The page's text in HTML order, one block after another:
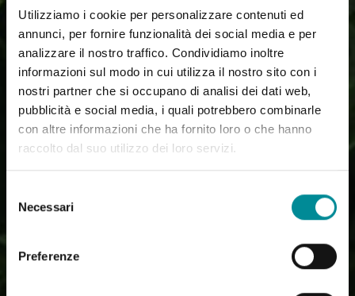
Utilizziamo i cookie per personalizzare contenuti ed
annunci, per fornire funzionalità dei social media e per
analizzare il nostro traffico. Condividiamo inoltre
informazioni sul modo in cui utilizza il nostro sito con i
nostri partner che si occupano di analisi dei dati web,
pubblicità e social media, i quali potrebbero combinarle
con altre informazioni che ha fornito loro o che hanno
raccolto dal suo utilizzo dei loro servizi.
delNecessari
Preferenze